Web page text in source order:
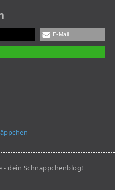
E-Mail
- dein Schnäppchenblog!